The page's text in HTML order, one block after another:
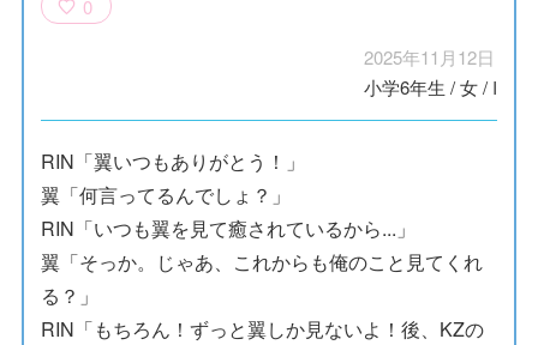
0
2025年11月12日
小学6年生 /女/ I
RIN「翼いつもありがとう！」
翼「何言ってるんでしょ？」
RIN「いつも翼を見て癒されているから...」
翼「そっか。じゃあ、これからも俺のこと見てくれ
る？」
RIN「もちろん！ずっと翼しか見ないよ！後、KZの